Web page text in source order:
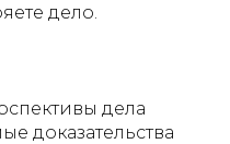
дело.
дела
доказательства